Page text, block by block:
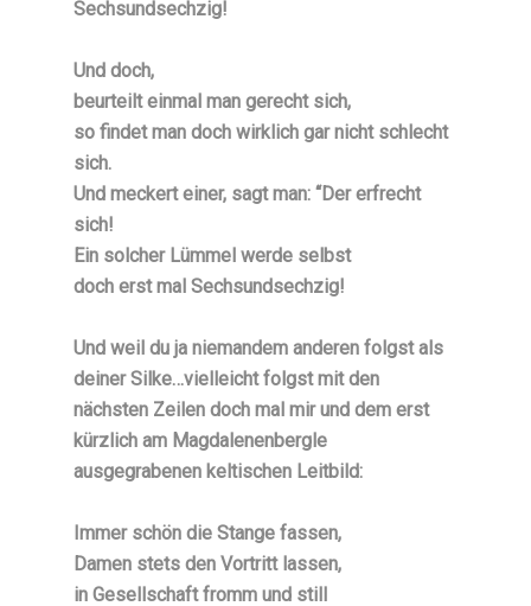
Sechsundsechzig!
Und doch,
beurteilt einmal man gerecht sich,
so findet man doch wirklich gar nicht schlecht
sich.
Und meckert einer, sagt man: “Der erfrecht
sich!
Ein solcher Lümmel werde selbst
doch erst mal Sechsundsechzig!
Und weil du ja niemandem anderen folgst als
deiner Silke…vielleicht folgst mit den
nächsten Zeilen doch mal mir und dem erst
kürzlich am Magdalenenbergle
ausgegrabenen keltischen Leitbild:
Immer schön die Stange fassen,
Damen stets den Vortritt lassen,
in Gesellschaft fromm und still